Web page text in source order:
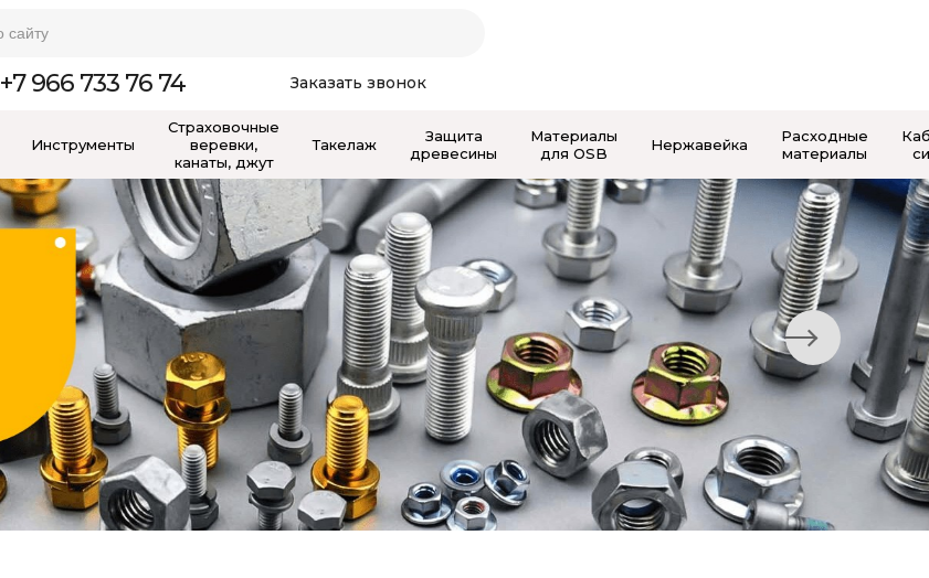
+7 966 733 76 74 Заказать звонок
Инструменты
Страховочные
веревки,
канаты, джут
Такелаж
Защита
древесины
Материалы
для OSB
Нержавейка
Расходные
материалы